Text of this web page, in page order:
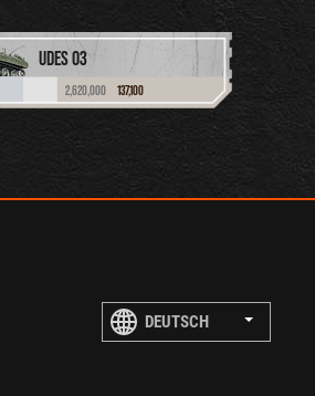
UDES 03
2,620,000 137,100